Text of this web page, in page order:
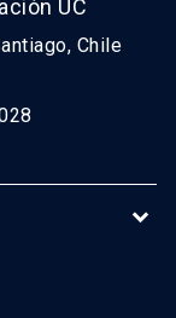
UC
Chile